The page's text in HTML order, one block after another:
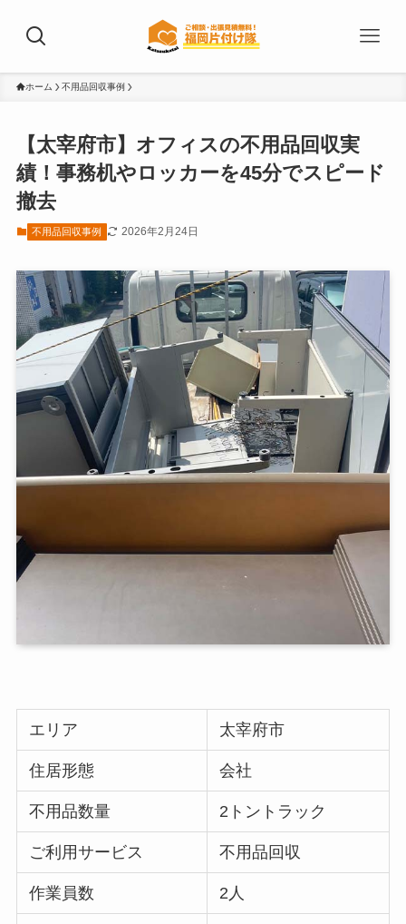
ホーム 不用品回収事例
【太宰府市】オフィスの不用品回収実
績！事務机やロッカーを45分でスピード
撤去
不用品回収事例 2026年2月24日
エリア 太宰府市
住居形態 会社
不用品数量 2トントラック
ご利用サービス 不用品回収
作業員数 2人